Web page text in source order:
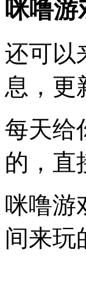
咪噜游
还可以
息，更
每天给
的，直
咪噜游
间来玩